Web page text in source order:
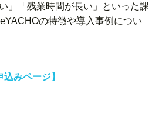
」「残業時間が長い」といった課
の特徴や導入事例につい
みページ】